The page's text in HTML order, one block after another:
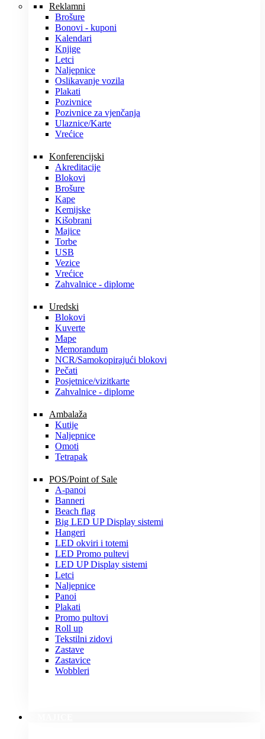
Reklamni
Brošure
Bonovi - kuponi
Kalendari
Knjige
Letci
Naljepnice
Oslikavanje vozila
Plakati
Pozivnice
Pozivnice za vjenčanja
Ulaznice/Karte
Vrećice
Konferencijski
Akreditacije
Blokovi
Brošure
Kape
Kemijske
Kišobrani
Majice
Torbe
USB
Vezice
Vrećice
Zahvalnice - diplome
Uredski
Blokovi
Kuverte
Mape
Memorandum
NCR/Samokopirajući blokovi
Pečati
Posjetnice/vizitkarte
Zahvalnice - diplome
Ambalaža
Kutije
Naljepnice
Omoti
Tetrapak
POS/Point of Sale
A-panoi
Banneri
Beach flag
Big LED UP Display sistemi
Hangeri
LED okviri i totemi
LED Promo pultevi
LED UP Display sistemi
Letci
Naljepnice
Panoi
Plakati
Promo pultovi
Roll up
Tekstilni zidovi
Zastave
Zastavice
Wobbleri